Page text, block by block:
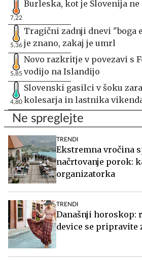
7,22
Burleska, kot je Slovenija
5,36
Tragični zadnji dnevi "boga
je znano, zakaj je umrl
5,85
Novo razkritje v povezavi s
vodijo na Islandijo
4,80
Slovenski gasilci v šoku
kolesarja in lastnika
Ne spreglejte
TRENDI
Ekstremna vročina
načrtovanje porok:
organizatorka
TRENDI
Današnji horoskop:
device se pripravite